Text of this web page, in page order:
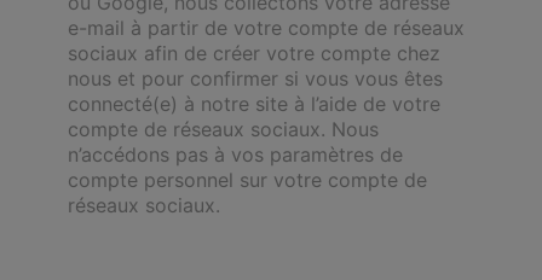
e-mail à partir de votre compte de réseaux
sociaux afin de créer votre compte chez
nous et pour confirmer si vous vous êtes
connecté(e) à notre site à l’aide de votre
compte de réseaux sociaux. Nous
n’accédons pas à vos paramètres de
compte personnel sur votre compte de
réseaux sociaux.